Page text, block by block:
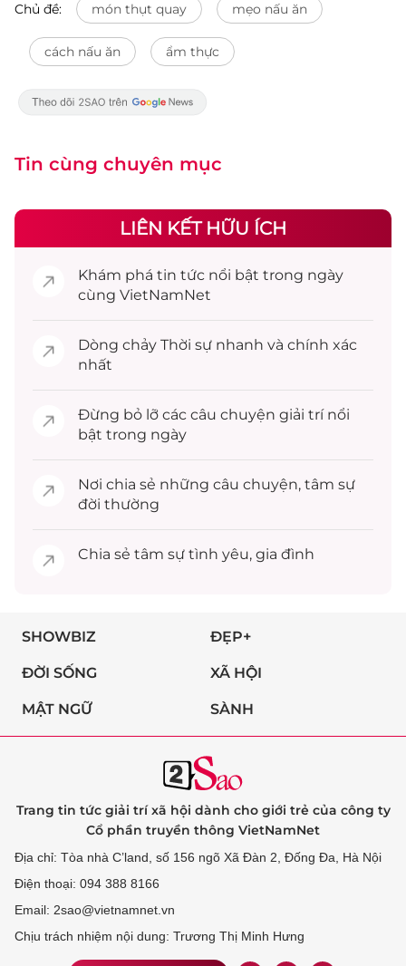
Chủ đề: món thụt quay mẹo nấu ăn
cách nấu ăn ẩm thực
Tin cùng chuyên mục
LIÊN KẾT HỮU ÍCH
Khám phá tin tức nổi bật trong ngày
cùng VietNamNet
Dòng chảy Thời sự nhanh và chính xác
nhất
Đừng bỏ lỡ các câu chuyện giải trínổi
bật trong ngày
Nơi chia sẻ những câu chuyện, tâm sự
đời thường
Chia sẻ tâm sự tình yêu, gia đình
SHOWBIZ ĐẸP+
ĐỜI SỐNG XÃ HỘI
MẬT NGỮ SÀNH
Trang tin tức giải trí xã hội dành cho giới trẻ của công ty
Cổ phần truyền thông VietNamNet
Địa chỉ: Tòa nhà C’land, số 156 ngõ Xã Đàn 2, Đống Đa, Hà Nội
Điện thoại: 094 388 8166
Email: 2sao@vietnamnet.vn
Chịu trách nhiệm nội dung: Trương Thị Minh Hưng